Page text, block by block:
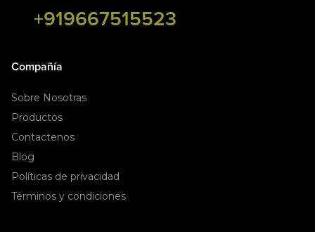
+919667515523
Compañía
Sobre Nosotras
Productos
Contactenos
Blog
Políticas de privacidad
Términos y condiciones